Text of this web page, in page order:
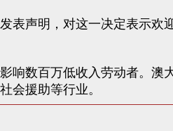
声明，对这一决定表示欢
数百万低收入劳动者。澳
会援助等行业。